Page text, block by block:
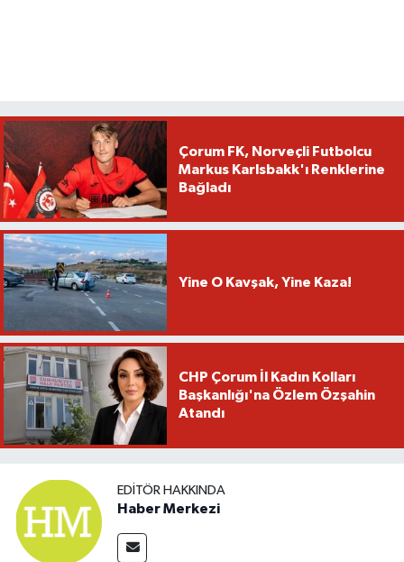
Çorum FK, Norveçli Futbolcu
Markus Karlsbakk'ı Renklerine
Bağladı
Yine O Kavşak, Yine Kaza!
CHP Çorum İl Kadın Kolları
Başkanlığı'na Özlem Özşahin
Atandı
EDITÖR HAKKINDA
Haber Merkezi